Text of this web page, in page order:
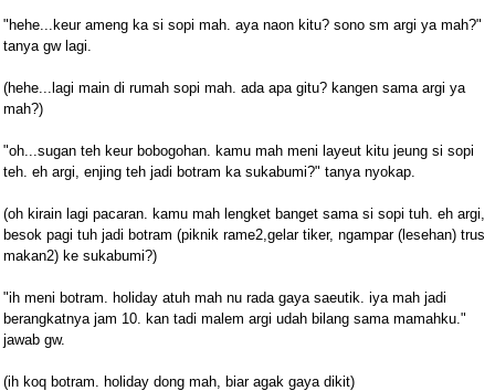
"hehe...keur ameng ka si sopi mah. aya naon kitu? sono sm argi ya mah?"
tanya gw lagi.
(hehe...lagi main di rumah sopi mah. ada apa gitu? kangen sama argi ya
mah?)
"oh...sugan teh keur bobogohan. kamu mah meni layeut kitu jeung si sopi
teh. eh argi, enjing teh jadi botram ka sukabumi?" tanya nyokap.
(oh kirain lagi pacaran. kamu mah lengket banget sama si sopi tuh. eh argi,
besok pagi tuh jadi botram (piknik rame2,gelar tiker, ngampar (lesehan) trus
makan2) ke sukabumi?)
"ih meni botram. holiday atuh mah nu rada gaya saeutik. iya mah jadi
berangkatnya jam 10. kan tadi malem argi udah bilang sama mamahku."
jawab gw.
(ih koq botram. holiday dong mah, biar agak gaya dikit)